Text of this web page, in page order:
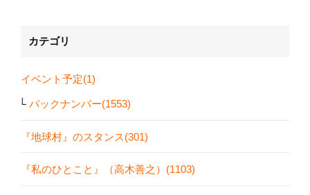
カテゴリ
イベント予定(1)
バックナンバー(1553)
『地球村』のスタンス(301)
『私のひとこと』（高木善之）(1103)